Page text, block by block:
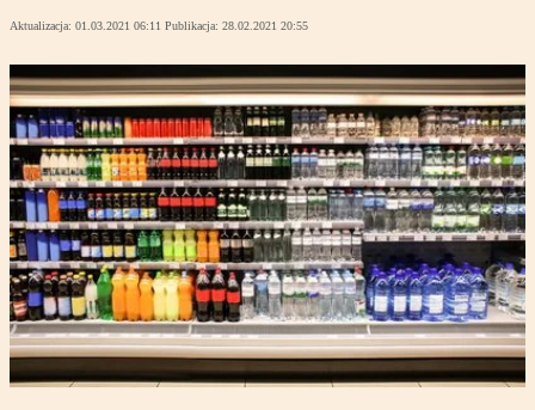
Aktualizacja: 01.03.2021 06:11 Publikacja: 28.02.2021 20:55